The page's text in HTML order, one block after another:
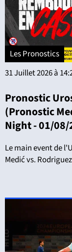
Les Pronostics
31 Juillet 2026 à
Pronostic
(Pronostic
Night - 01/08/
Le main event de
Medić vs.